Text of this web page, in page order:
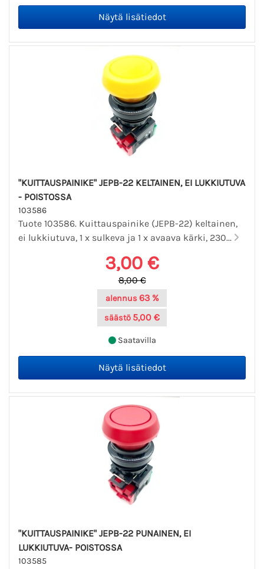
"KUITTAUSPAINIKE" JEPB-22 KELTAINEN, EI LUKKIUTUVA
- POISTOSSA
103586
Tuote 103586. Kuittauspainike (JEPB-22) keltainen,
ei lukkiutuva, 1 x sulkeva ja 1 x avaava kärki, 230...
3,00 €
8,00 €
alennus 63 %
säästö 5,00 €
Saatavilla
"KUITTAUSPAINIKE" JEPB-22 PUNAINEN, EI
LUKKIUTUVA- POISTOSSA
103585